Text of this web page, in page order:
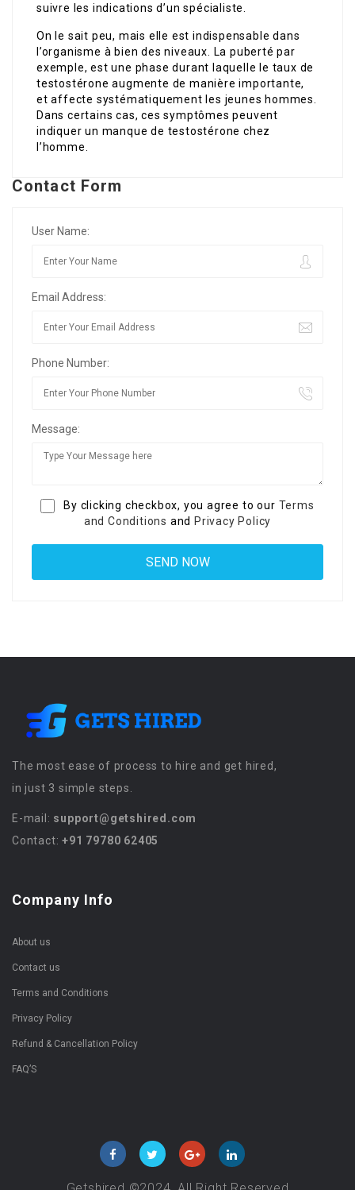
suivre les indications d’un spécialiste.
On le sait peu, mais elle est indispensable dans
l’organisme à bien des niveaux. La puberté par
exemple, est une phase durant laquelle le taux de
testostérone augmente de manière importante,
et affecte systématiquement les jeunes hommes.
Dans certains cas, ces symptômes peuvent
indiquer un manque de testostérone chez
l’homme.
Contact Form
User Name:
Email Address:
Phone Number:
Message:
By clicking checkbox, you agree to our Terms
and Conditions and Privacy Policy
The most ease of process to hire and get hired,
in just 3 simple steps.
E-mail: support@getshired.com
Contact:+91 79780 62405
Company Info
About us
Contact us
Terms and Conditions
Privacy Policy
Refund & Cancellation Policy
FAQ’S